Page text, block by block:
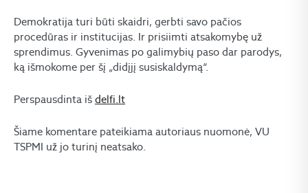
Demokratija turi būti skaidri, gerbti savo pačios
procedūras ir institucijas. Ir prisiimti atsakomybę už
sprendimus. Gyvenimas po galimybių paso dar parodys,
ką išmokome per šį „didįjį susiskaldymą“.
Perspausdinta iš delfi.lt
Šiame komentare pateikiama autoriaus nuomonė, VU
TSPMI už jo turinį neatsako.